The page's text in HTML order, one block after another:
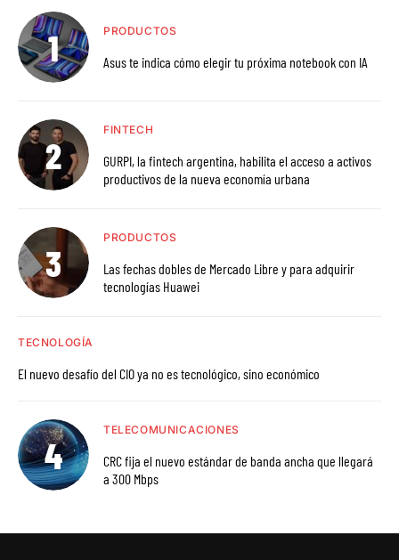
PRODUCTOS
Asus te indica cómo elegir tu próxima notebook con IA
FINTECH
GURPI, la fintech argentina, habilita el acceso a activos
productivos de la nueva economía urbana
PRODUCTOS
Las fechas dobles de Mercado Libre y para adquirir
tecnologías Huawei
TECNOLOGÍA
El nuevo desafío del CIO ya no es tecnológico, sino económico
TELECOMUNICACIONES
CRC fija el nuevo estándar de banda ancha que llegará
a 300 Mbps